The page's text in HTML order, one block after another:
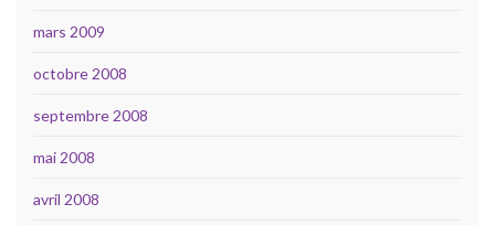
mars 2009
octobre 2008
septembre 2008
mai 2008
avril 2008